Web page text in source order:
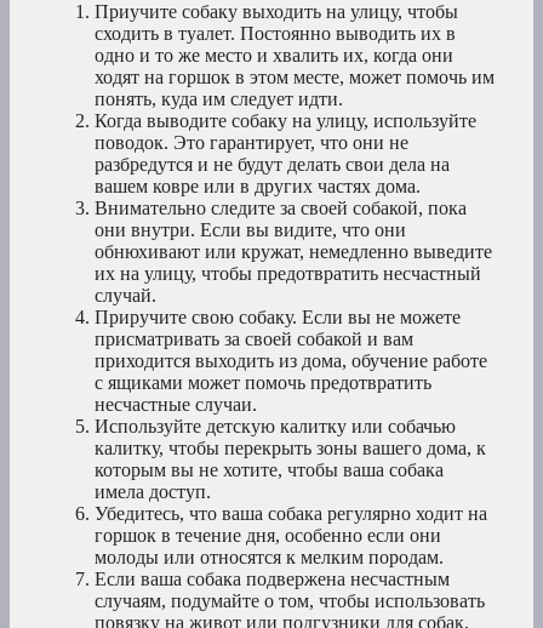
Приучите собаку выходить на улицу, чтобы
сходить в туалет. Постоянно выводить их в
одно и то же место и хвалить их, когда они
ходят на горшок в этом месте, может помочь им
понять, куда им следует идти.
Когда выводите собаку на улицу, используйте
поводок. Это гарантирует, что они не
разбредутся и не будут делать свои дела на
вашем ковре или в других частях дома.
Внимательно следите за своей собакой, пока
они внутри. Если вы видите, что они
обнюхивают или кружат, немедленно выведите
их на улицу, чтобы предотвратить несчастный
случай.
Приручите свою собаку. Если вы не можете
присматривать за своей собакой и вам
приходится выходить из дома, обучение работе
с ящиками может помочь предотвратить
несчастные случаи.
Используйте детскую калитку или собачью
калитку, чтобы перекрыть зоны вашего дома, к
которым вы не хотите, чтобы ваша собака
имела доступ.
Убедитесь, что ваша собака регулярно ходит на
горшок в течение дня, особенно если они
молоды или относятся к мелким породам.
Если ваша собака подвержена несчастным
случаям, подумайте о том, чтобы использовать
повязку на живот или подгузники для собак,